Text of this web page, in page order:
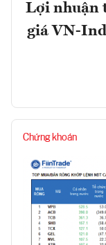
Lợi nhuận
giá VN-
Chứng khoán